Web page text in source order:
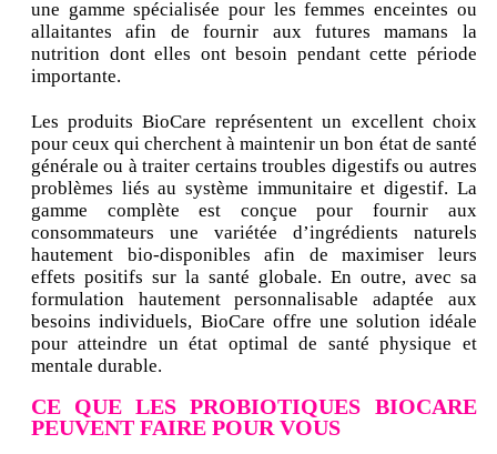
une gamme spécialisée pour les femmes enceintes ou
allaitantes afin de fournir aux futures mamans la
nutrition dont elles ont besoin pendant cette période
importante.
Les produits BioCare représentent un excellent choix
pour ceux qui cherchent à maintenir un bon état de santé
générale ou à traiter certains troubles digestifs ou autres
problèmes liés au système immunitaire et digestif. La
gamme complète est conçue pour fournir aux
consommateurs une variétée d’ingrédients naturels
hautement bio-disponibles afin de maximiser leurs
effets positifs sur la santé globale. En outre, avec sa
formulation hautement personnalisable adaptée aux
besoins individuels, BioCare offre une solution idéale
pour atteindre un état optimal de santé physique et
mentale durable.
CE QUE LES PROBIOTIQUES BIOCARE
PEUVENT FAIRE POUR VOUS